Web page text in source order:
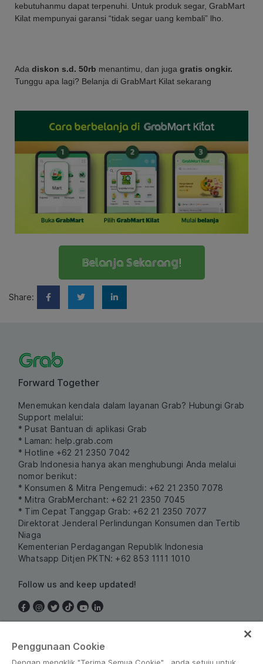
kebutuhanmu dapat terpenuhi. Untuk produk segar, GrabMart
Kilat mempunyai garansi “tidak segar uang kembali” lho.
Ada diskon s.d. 50rb menantimu, dan juga gratis ongkir.
Tunggu apa lagi? Belanja di GrabMart Kilat sekarang
Belanja Sekarang!
Share:
Forward Together
Menemukan kendala dalam layanan Grab? Hubungi Grab
Support melalui:
* Pusat Bantuan di aplikasi Grab
* Laman: help.grab.com
* Hotline +62 21 2350 7042
Grab Indonesia hanya akan menghubungi Anda melalui
nomor berikut:
* Konsumen & Mitra Pengemudi: +62 21 2350 7078
* Mitra GrabMerchant: +62 21 2350 7045
* Tim Cepat Tanggap Grab: +62 21 2350 7077
Direktorat Jenderal Perlindungan Konsumen dan Tertib
Niaga
Kementerian Perdagangan Republik Indonesia
Whatsapp Ditjen PKTN: +62 853 1111 1010
Follow us and keep updated!
Penggunaan Cookie